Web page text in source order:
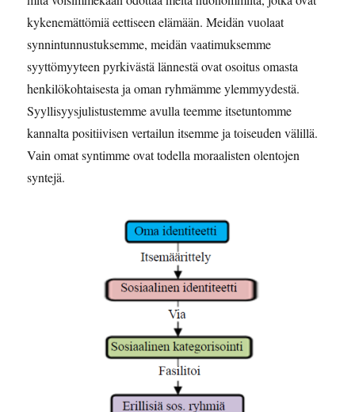
kykenemättömiä eettiseen elämään. Meidän vuolaat
synnintunnustuksemme, meidän vaatimuksemme
syyttömyyteen pyrkivästä lännestä ovat osoitus omasta
henkilökohtaisesta ja oman ryhmämme ylemmyydestä.
Syyllisyysjulistustemme avulla teemme itsetuntomme
kannalta positiivisen vertailun itsemme ja toiseuden välillä.
Vain omat syntimme ovat todella moraalisten olentojen
syntejä.